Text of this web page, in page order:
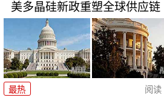
美多晶硅新政重塑全球供应链
最热 阅读